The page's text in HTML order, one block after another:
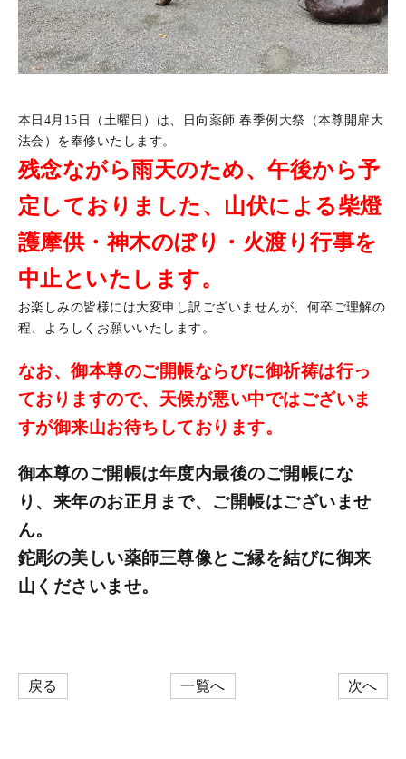
本日4月15日（土曜日）は、日向薬師 春季例大祭（本尊開扉大
法会）を奉修いたします。
残念ながら雨天のため、午後から予
定しておりました、山伏による柴燈
護摩供・神木のぼり・火渡り行事を
中止といたします。
お楽しみの皆様には大変申し訳ございませんが、何卒ご理解の
程、よろしくお願いいたします。
なお、御本尊のご開帳ならびに御祈祷は行っ
ておりますので、天候が悪い中ではございま
すが御来山お待ちしております。
御本尊のご開帳は年度内最後のご開帳にな
り、来年のお正月まで、ご開帳はございませ
ん。
鉈彫の美しい薬師三尊像とご縁を結びに御来
山くださいませ。
戻る 一覧へ 次へ